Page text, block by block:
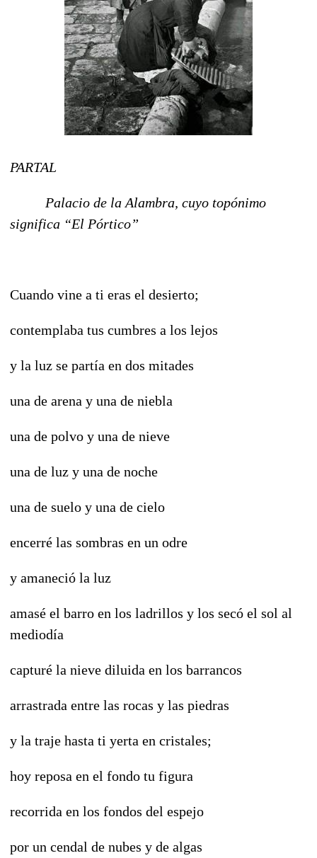
PARTAL
Palacio de la Alambra, cuyo topónimo
significa “El Pórtico”
Cuando vine a ti eras el desierto;
contemplaba tus cumbres a los lejos
y la luz se partía en dos mitades
una de arena y una de niebla
una de polvo y una de nieve
una de luz y una de noche
una de suelo y una de cielo
encerré las sombras en un odre
y amaneció la luz
amasé el barro en los ladrillos y los secó el sol al
mediodía
capturé la nieve diluida en los barrancos
arrastrada entre las rocas y las piedras
y la traje hasta ti yerta en cristales;
hoy reposa en el fondo tu figura
recorrida en los fondos del espejo
por un cendal de nubes y de algas